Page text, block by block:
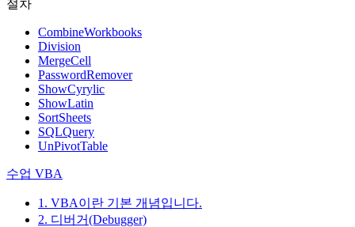
절차
CombineWorkbooks
Division
MergeCell
PasswordRemover
ShowCyrylic
ShowLatin
SortSheets
SQLQuery
UnPivotTable
수업 VBA
1. VBA이란 기본 개념입니다.
2. 디버거(Debugger)